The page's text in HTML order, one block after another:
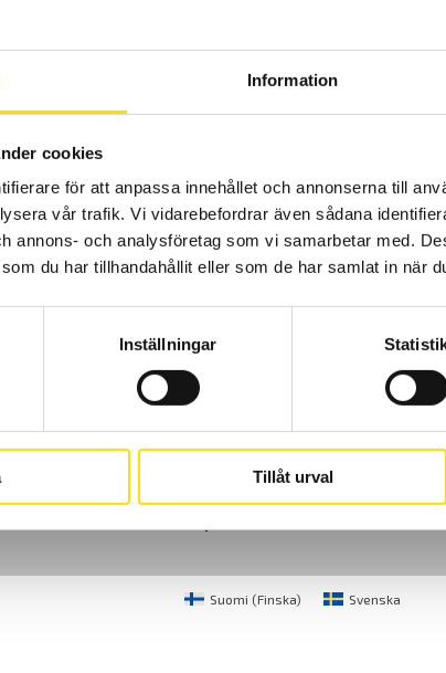
Information
cookies
för att anpassa innehållet och annonserna till
vår trafik. Vi vidarebefordrar även sådana
annons- och analysföretag som vi samarbetar med.
du har tillhandahållit eller som de har samlat in när
Inställningar
Tillåt urval
1,300.00kr– 2,500.00krPrisintervall:
1,300.00 kr
till
2,500.00 kr
LÄS MER
Cookies
CA Mätsystem AB
08-50 52 68
Suomi (Finska) Svenska